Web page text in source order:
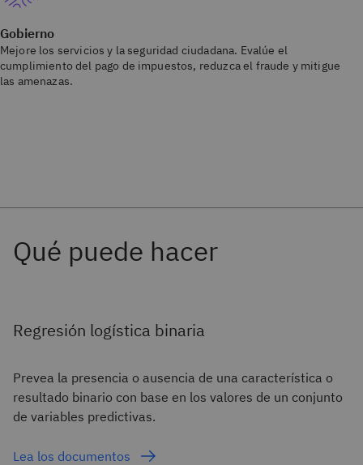
Gobierno
Mejore los servicios y la seguridad ciudadana. Evalúe el
cumplimiento del pago de impuestos, reduzca el fraude y mitigue
las amenazas.
Regresión logística binaria
Prevea la presencia o ausencia de una característica o
resultado binario con base en los valores de un conjunto
de variables predictivas.
Lea los documentos